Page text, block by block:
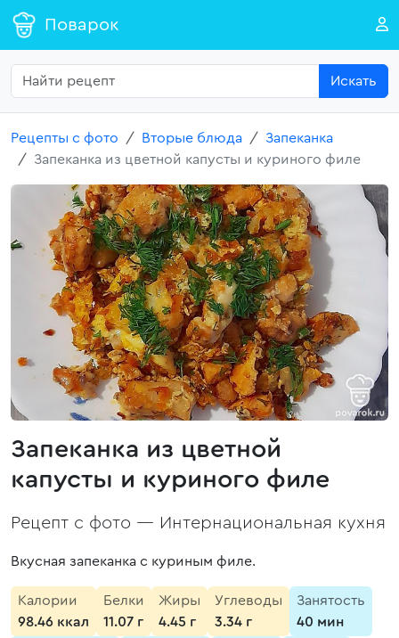
Поварок
Искать
Рецепты с фото Вторые блюда
Запеканка
Запеканка из цветной капусты и куриного филе
Запеканка из цветной
капусты и куриного филе
Рецепт с фото — Интернациональная кухня
Вкусная запеканка с куриным филе.
Калории
98.46 ккал
Белки
11.07 г
Жиры
4.45 г
Углеводы
3.34 г
Занятость
40 мин